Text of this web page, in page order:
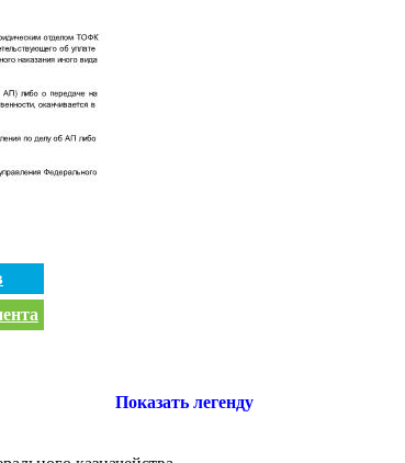
Показать легенду